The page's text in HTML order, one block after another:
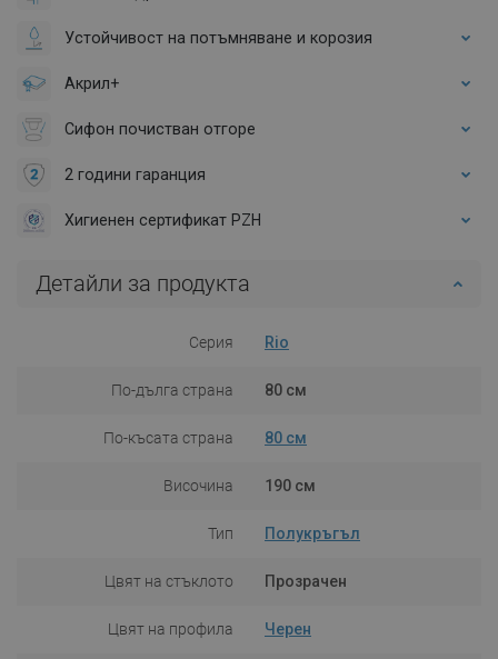
Устойчивост на потъмняване и корозия
Акрил+
Сифон почистван отгоре
2 години гаранция
Хигиенен сертификат PZH
Детайли за продукта
Серия Rio
По-дълга страна 80 см
По-късата страна 80 см
Височина 190 см
Тип Полукръгъл
Цвят на стъклото Прозрачен
Цвят на профила Черен